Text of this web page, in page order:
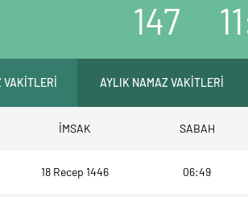
147
VAKİTLERİ AYLIK NAMAZ VAKİTLERİ
İMSAK SABAH
18 Recep 1446 06:49